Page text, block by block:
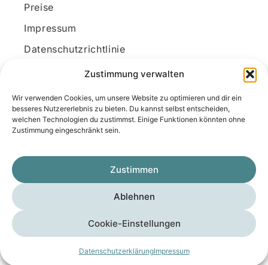
Zustimmung verwalten
Wir verwenden Cookies, um unsere Website zu optimieren und dir ein
besseres Nutzererlebnis zu bieten. Du kannst selbst entscheiden,
welchen Technologien du zustimmst. Einige Funktionen könnten ohne
Zustimmung eingeschränkt sein.
Zustimmen
Ablehnen
Cookie-Einstellungen
DatenschutzerklärungImpressum
Preise
Impressum
Datenschutzrichtlinie
Kundenkonto
Unsere Kontaktdaten
E-Mail: kontakt@docanonym.com
am Traunsee, Österreich